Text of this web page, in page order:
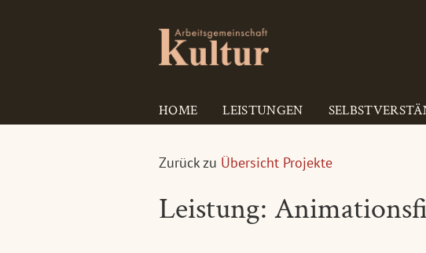
HOME LEISTUNGEN
Zurück zu Übersicht Projekte
Leistung: